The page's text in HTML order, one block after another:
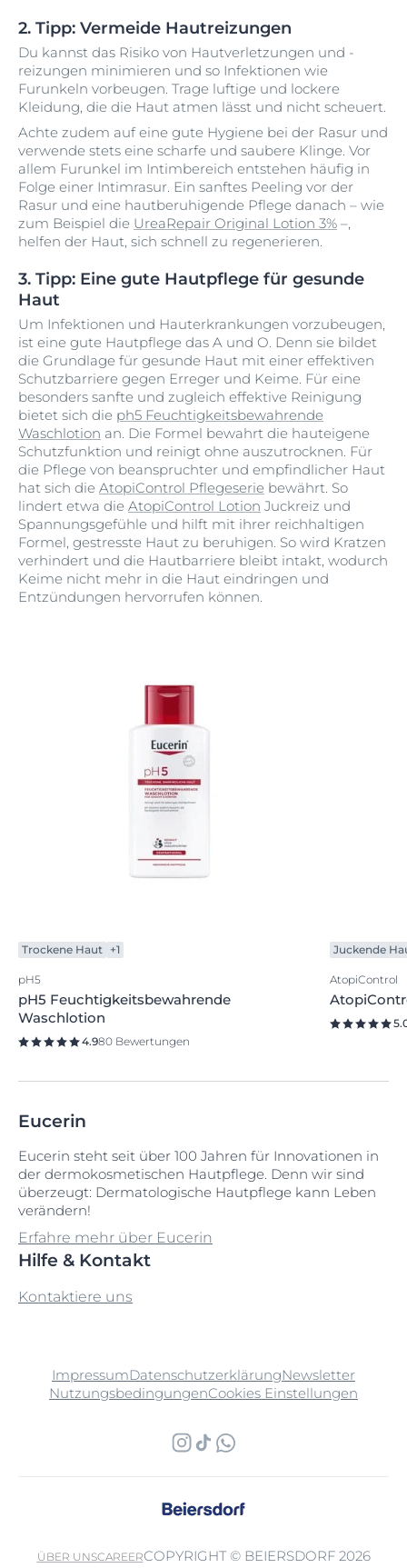
2. Tipp: Vermeide Hautreizungen
Du kannst das Risiko von Hautverletzungen und -
reizungen minimieren und so Infektionen wie
Furunkeln vorbeugen. Trage luftige und lockere
Kleidung, die die Haut atmen lässt und nicht scheuert.
Achte zudem auf eine gute Hygiene bei der Rasur und
verwende stets eine scharfe und saubere Klinge. Vor
allem Furunkel im Intimbereich entstehen häufig in
Folge einer Intimrasur. Ein sanftes Peeling vor der
Rasur und eine hautberuhigende Pflege danach – wie
zum Beispiel die UreaRepair Original Lotion 3% –,
helfen der Haut, sich schnell zu regenerieren.
3. Tipp: Eine gute Hautpflege für gesunde
Haut
Um Infektionen und Hauterkrankungen vorzubeugen,
ist eine gute Hautpflege das A und O. Denn sie bildet
die Grundlage für gesunde Haut mit einer effektiven
Schutzbarriere gegen Erreger und Keime. Für eine
besonders sanfte und zugleich effektive Reinigung
bietet sich die ph5 Feuchtigkeitsbewahrende
Waschlotion an. Die Formel bewahrt die hauteigene
Schutzfunktion und reinigt ohne auszutrocknen. Für
die Pflege von beanspruchter und empfindlicher Haut
hat sich die AtopiControl Pflegeserie bewährt. So
lindert etwa die AtopiControl Lotion Juckreiz und
Spannungsgefühle und hilft mit ihrer reichhaltigen
Formel, gestresste Haut zu beruhigen. So wird Kratzen
verhindert und die Hautbarriere bleibt intakt, wodurch
Keime nicht mehr in die Haut eindringen und
Entzündungen hervorrufen können.
Trockene Haut +1
pH5
pH5 Feuchtigkeitsbewahrende
Waschlotion
4.980 Bewertungen
Juckende
AtopiControl
Eucerin
Eucerin steht seit über 100 Jahren für Innovationen in
der dermokosmetischen Hautpflege. Denn wir sind
überzeugt: Dermatologische Hautpflege kann Leben
verändern!
Erfahre mehr über Eucerin
Hilfe & Kontakt
Kontaktiere uns
ImpressumDatenschutzerklärungNewsletter
NutzungsbedingungenCookies Einstellungen
ÜBER UNSCAREERCOPYRIGHT © BEIERSDORF 2026